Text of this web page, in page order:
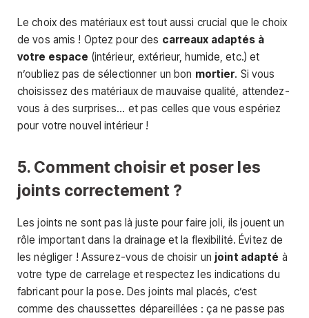
Le choix des matériaux est tout aussi crucial que le choix
de vos amis ! Optez pour des carreaux adaptés à
votre espace (intérieur, extérieur, humide, etc.) et
n’oubliez pas de sélectionner un bon mortier. Si vous
choisissez des matériaux de mauvaise qualité, attendez-
vous à des surprises… et pas celles que vous espériez
pour votre nouvel intérieur !
5. Comment choisir et poser les
joints correctement ?
Les joints ne sont pas là juste pour faire joli, ils jouent un
rôle important dans la drainage et la flexibilité. Évitez de
les négliger ! Assurez-vous de choisir un joint adapté à
votre type de carrelage et respectez les indications du
fabricant pour la pose. Des joints mal placés, c’est
comme des chaussettes dépareillées : ça ne passe pas